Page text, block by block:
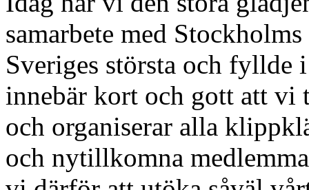
samarbete med
Sveriges största och fyllde
innebär kort och gott att vi
och organiserar alla
och nytillkomna